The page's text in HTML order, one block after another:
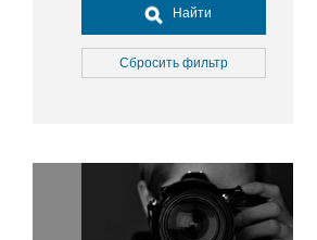
Досуг, туризм и отдых
Культура
Медицина
Окружающая среда
Политика
Правосудие
Найти
Сбросить фильтр